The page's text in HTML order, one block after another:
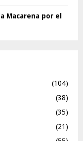
Macarena por el
(104)
(38)
(35)
(21)